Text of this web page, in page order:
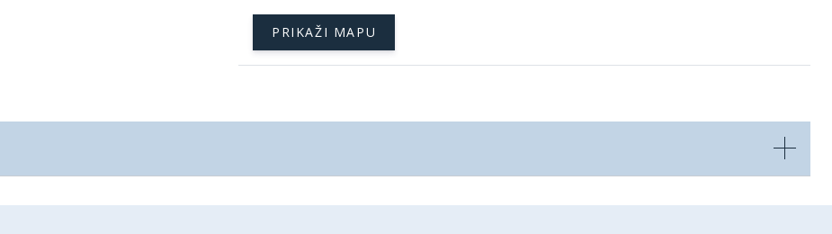
PRIKAŽI MAPU